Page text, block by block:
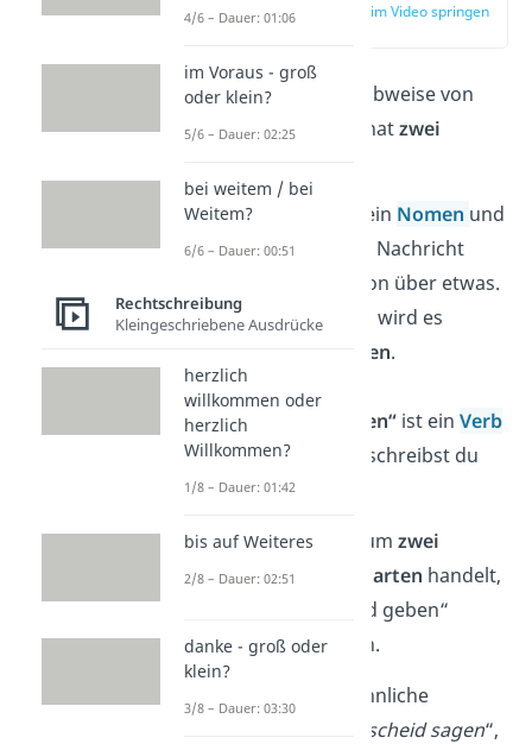
zur Stelle im Video springen
Die korrekte Schreibweise von
„Bescheid geben“ hatzwei
„Bescheid“
ist ein Nomen und
beschreibt eine Nachricht
oder Information über etwas.
Wie alle Nomen wird es
großgeschrieben.
Das Wort „geben“ ist einVerb
— und Verben schreibst du
immer klein
Weil es sich somit umzwei
verschiedene Wortarten handelt,
musst du „Bescheid geben“
getrenntschreiben.
Das gilt auch für ähnliche
Bescheid sagen“,
4/6 – Dauer: 01:06
im Voraus - groß
oder klein?
5/6 – Dauer: 02:25
bei weitem / bei
Weitem?
6/6 – Dauer: 00:51
Rechtschreibung
Kleingeschriebene Ausdrücke
herzlich
willkommen oder
herzlich
Willkommen?
1/8 – Dauer: 01:42
bis auf Weiteres
2/8 – Dauer: 02:51
danke - groß oder
klein?
3/8 – Dauer: 03:30